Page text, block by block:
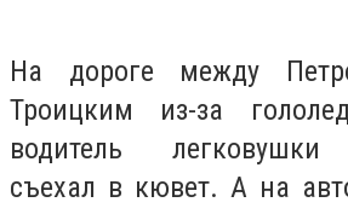
На дороге между
Троицким из-за
водитель легковушки
съехал в кювет. А на